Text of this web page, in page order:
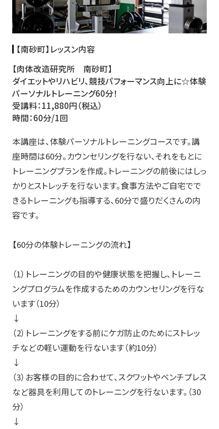
【南砂町】レッスン内容
【肉体改造研究所 南砂町】
ダイエットやリハビリ、競技パフォーマンス向上に☆体験
パーソナルトレーニング60分！
受講料：11,880円（税込）
時間：60分/1回
本講座は、体験パーソナルトレーニングコースです。講
座時間は60分。カウンセリングを行ない、それをもとに
トレーニングプランを作成。トレーニングの前後にはしっ
かりとストレッチを行ないます。食事方法やご自宅でで
きるトレーニングも指導する、60分で盛りだくさんの内
容です。
【60分の体験トレーニングの流れ】
（1）トレーニングの目的や健康状態を把握し、トレーニ
ングプログラムを作成するためのカウンセリングを行な
います（10分）
↓
（2）トレーニングをする前にケガ防止のためにストレッ
チなどの軽い運動を行ないます（約10分）
↓
（3）お客様の目的に合わせて、スクワットやベンチプレス
など器具を利用してのトレーニングを行ないます。（30
分）
↓